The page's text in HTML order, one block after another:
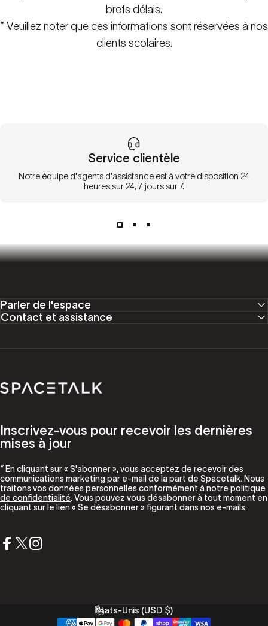
brefs délais.
* Veuillez noter que ces informations sont réservées à nos
clients scolaires.
Service clientèle
Notre équipe d'agents d'assistance est à votre disposition 24
heures sur 24, 7 jours sur 7.
Parler de l'espace
Contact et assistance
Parler de l'espace
Inscrivez-vous pour recevoir les dernières
mises à jour
* En cliquant sur « S'abonner », vous acceptez de recevoir des
communications marketing par e-mail de la part de Spacetalk. Nous
traitons vos données personnelles conformément à notre politique
de confidentialité. Vous pouvez vous désabonner à tout moment en
cliquant sur le lien « Se désabonner » figurant dans nos e-mails.
Pays/région
États-Unis (USD $)